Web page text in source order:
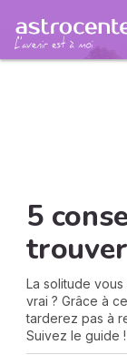
5
La solitude
vrai ? Grâce à
tarderez pas à
Suivez le guide !